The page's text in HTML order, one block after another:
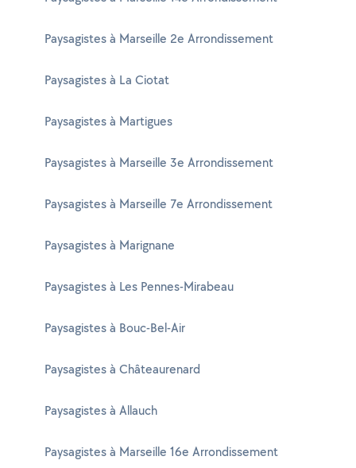
Paysagistes à Marseille 2e Arrondissement
Paysagistes à La Ciotat
Paysagistes à Martigues
Paysagistes à Marseille 3e Arrondissement
Paysagistes à Marseille 7e Arrondissement
Paysagistes à Marignane
Paysagistes à Les Pennes-Mirabeau
Paysagistes à Bouc-Bel-Air
Paysagistes à Châteaurenard
Paysagistes à Allauch
Paysagistes à Marseille 16e Arrondissement